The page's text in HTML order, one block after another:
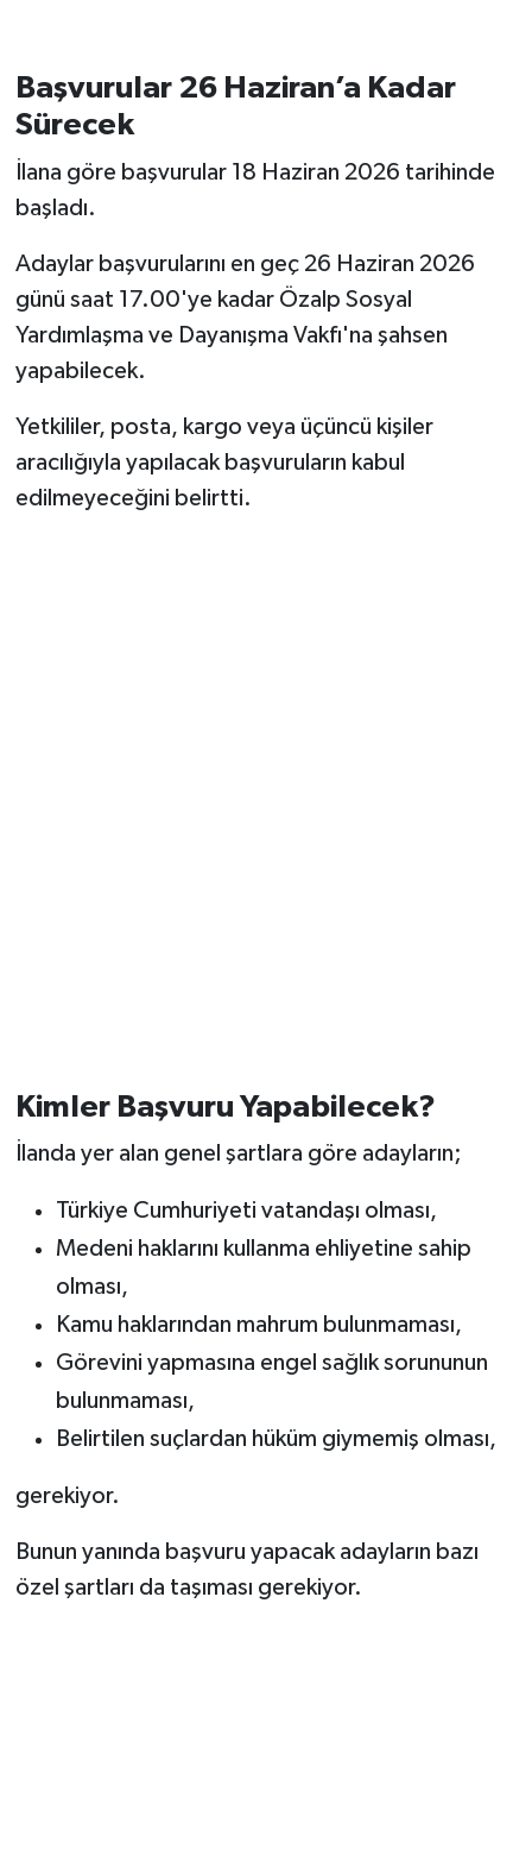
Başvurular 26 Haziran’a Kadar
Sürecek
İlana göre başvurular 18 Haziran 2026 tarihinde
başladı.
Adaylar başvurularını en geç 26 Haziran 2026
günü saat 17.00'ye kadar Özalp Sosyal
Yardımlaşma ve Dayanışma Vakfı'na şahsen
yapabilecek.
Yetkililer, posta, kargo veya üçüncü kişiler
aracılığıyla yapılacak başvuruların kabul
edilmeyeceğini belirtti.
Kimler Başvuru Yapabilecek?
İlanda yer alan genel şartlara göre adayların;
Türkiye Cumhuriyeti vatandaşı olması,
Medeni haklarını kullanma ehliyetine sahip
olması,
Kamu haklarından mahrum bulunmaması,
Görevini yapmasına engel sağlık sorununun
bulunmaması,
Belirtilen suçlardan hüküm giymemiş olması,
gerekiyor.
Bunun yanında başvuru yapacak adayların bazı
özel şartları da taşıması gerekiyor.